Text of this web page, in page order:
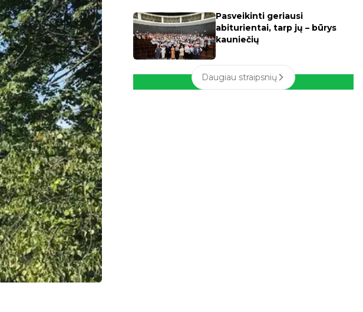
Pasveikinti geriausi
abiturientai, tarp jų – būrys
kauniečių
Daugiau straipsnių